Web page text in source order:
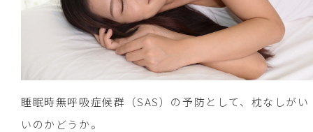
睡眠時無呼吸症候群（SAS）の予防として、枕なしがい
いのかどうか。